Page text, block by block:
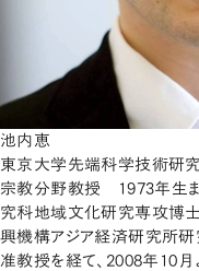
池内恵
東京大学先端科学技術研究
宗教分野教授 1973年生
究科地域文化研究専攻博
興機構アジア経済研究所研
准教授を経て、2008年10